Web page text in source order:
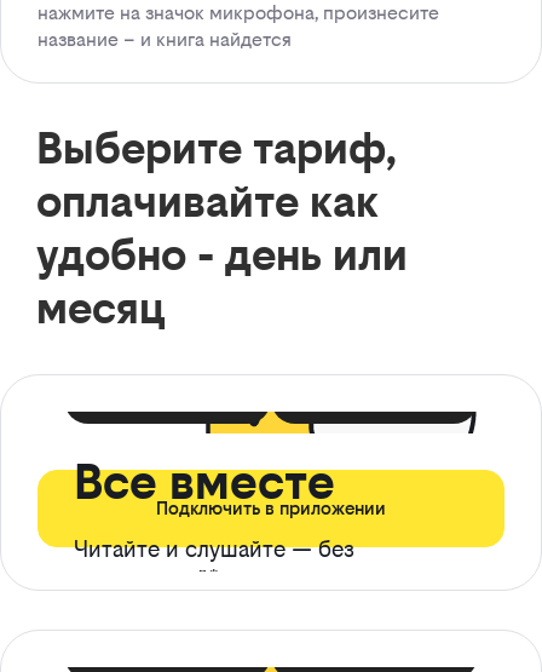
нажмите на значок микрофона, произнесите
название – и книга найдется
Выберите тариф,
оплачивайте как
удобно - день или
месяц
Все вместе
Читайте и слушайте — без
ограничений*
Подключить в приложении